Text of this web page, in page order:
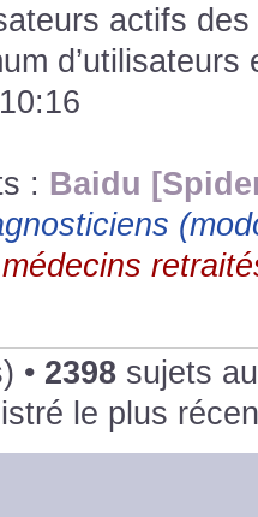
!
supprimés. Depuis
House, HD1 et
suis pas sur
m'aide à trouver un
cardiaque mais
actifs
: Baidu
• 2398 sujets
le plus